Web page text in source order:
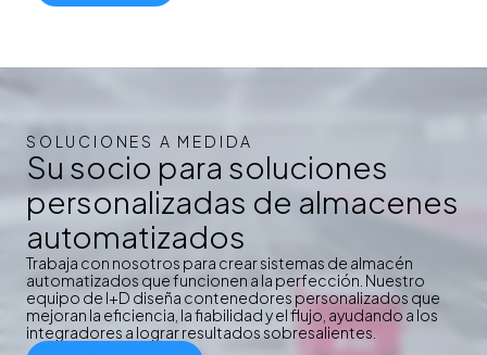
SOLUCIONES A MEDIDA
Su socio para soluciones
personalizadas de almacenes
automatizados
Trabaja con nosotros para crear sistemas de almacén
automatizados que funcionen a la perfección. Nuestro
equipo de I+D diseña contenedores personalizados que
mejoran la eficiencia, la fiabilidad y el flujo, ayudando a los
integradores a lograr resultados sobresalientes.